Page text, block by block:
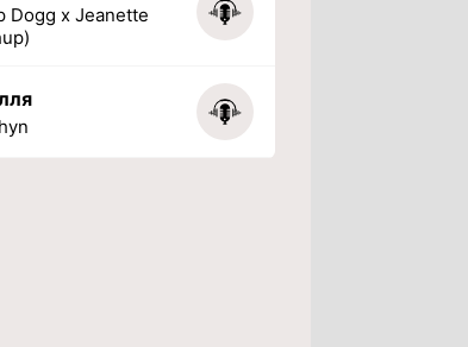
Dogg x Jeanette